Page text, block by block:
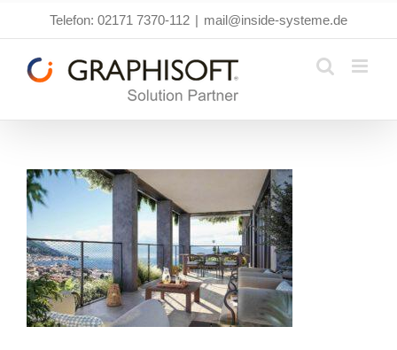
springen
Telefon: 02171 7370-112 | mail@inside-systeme.de